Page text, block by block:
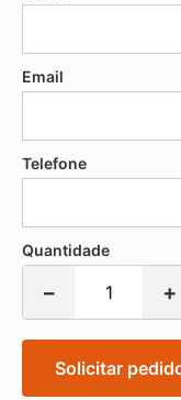
Email
Telefone
Quantidade
− +
Solicitar